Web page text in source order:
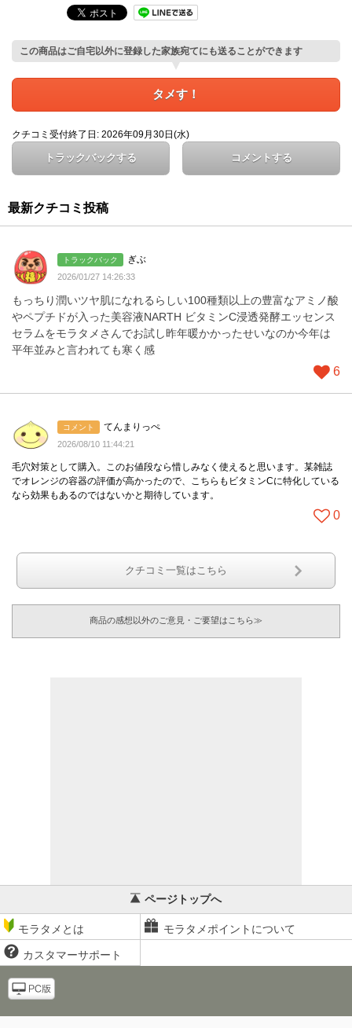
この商品はご自宅以外に登録した家族宛てにも送ることができます
タメす！
クチコミ受付終了日: 2026年09月30日(水)
トラックバックする コメントする
最新クチコミ投稿
トラックバック ぎぶ
2026/01/27 14:26:33
もっちり潤いツヤ肌になれるらしい100種類以上の豊富なアミノ酸
やペプチドが入った美容液NARTH ビタミンC浸透発酵エッセンス
セラムをモラタメさんでお試し昨年暖かかったせいなのか今年は
平年並みと言われても寒く感
6
コメント てんまりっぺ
2026/08/10 11:44:21
毛穴対策として購入。このお値段なら惜しみなく使えると思います。某雑誌
でオレンジの容器の評価が高かったので、こちらもビタミンCに特化している
なら効果もあるのではないかと期待しています。
0
クチコミ一覧はこちら
商品の感想以外のご意見・ご要望はこちら≫
ページトップへ
モラタメとは モラタメポイントについて
カスタマーサポート